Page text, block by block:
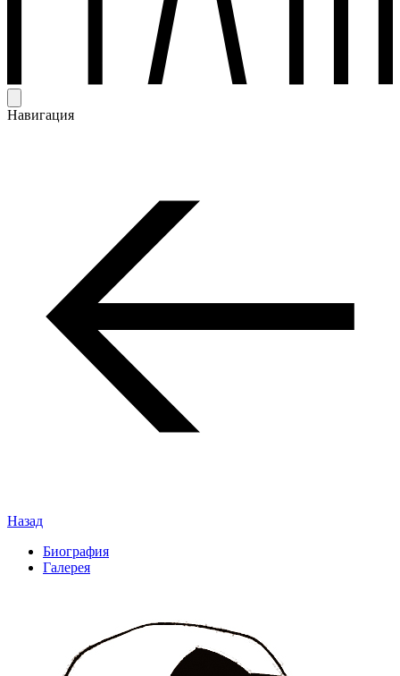
Навигация
Назад
Биография
Галерея